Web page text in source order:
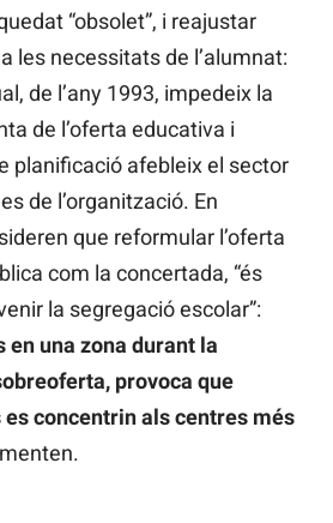
“obsolet”, i reajustar
les necessitats de l’alumnat:
de l’any 1993, impedeix la
de l’oferta educativa i
planificació afebleix el sector
de l’organització. En
que reformular l’oferta
com la concertada, “és
la segregació escolar”:
en una zona durant la
provoca que
concentrin als centres més